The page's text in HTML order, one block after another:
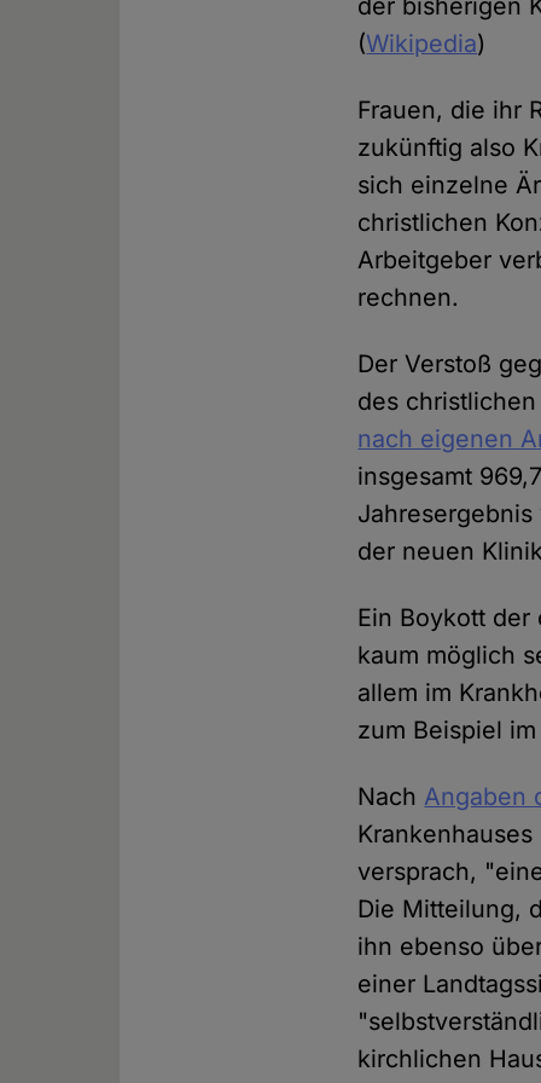
der bisherigen
(Wikipedia)
Frauen, die ihr
zukünftig also
sich einzelne
christlichen
Arbeitgeber
rechnen.
Der Verstoß
des
nach eigenen
insgesamt
Jahresergebnis
der neuen
Ein Boykott
kaum möglich
allem im
zum Beispiel
NachAngaben
versprach,
Die Mitteilung,
ihn ebenso
einer
kirchlichen